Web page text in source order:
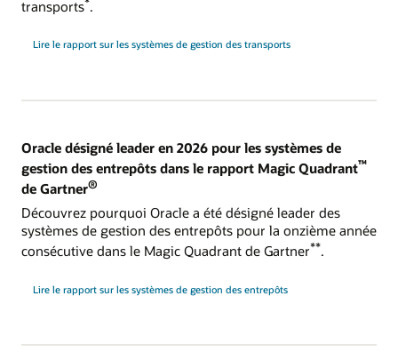
transports .
Lire le rapport sur les systèmes de gestion des transports
Oracle désigné leader en 2026 pour les systèmes de
gestion des entrepôts dans le rapport Magic Quadrant™
de Gartner®
Découvrez pourquoi Oracle a été désigné leader des
systèmes de gestion des entrepôts pour la onzième année
consécutive dans le Magic Quadrant de Gartner**.
Lire le rapport sur les systèmes de gestion des entrepôts